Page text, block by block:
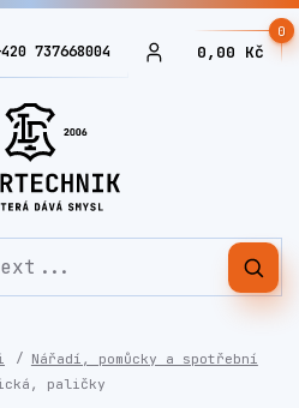
737668004
0
0,00 Kč
Nářadí, pomůcky a spotřební
paličky